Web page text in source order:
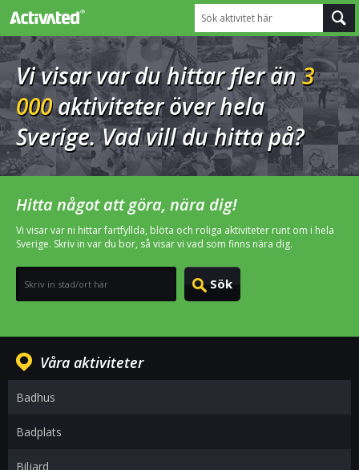
Sök aktivitet här
Vi visar var du hittar fler än3
000aktiviteter över hela
Sverige. Vad vill du hitta på?
Hitta något att göra, nära dig!
Vi visar var ni hittar fartfyllda, blöta och roliga aktiviteter runt om i hela
Sverige. Skriv in var du bor, så visar vi vad som finns nära dig.
Våra aktiviteter
Badhus
Badplats
Biljard